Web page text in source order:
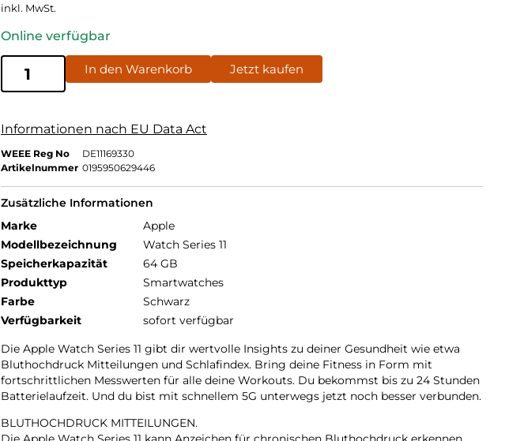
inkl. MwSt.
Online verfügbar
In den Warenkorb Jetzt kaufen
Informationen nach EU Data Act
WEEE Reg No
DE11169330
Artikelnummer 0195950629446
Zusätzliche Informationen
Marke
Apple
Modellbezeichnung
Watch Series 11
Speicherkapazität
64 GB
Produkttyp
Smartwatches
Farbe
Schwarz
Verfügbarkeit
sofort verfügbar
Die Apple Watch Series 11 gibt dir wertvolle Insights zu deiner Gesundheit wie etwa
Bluthochdruck Mitteilungen und Schlafindex. Bring deine Fitness in Form mit
fortschrittlichen Messwerten für alle deine Workouts. Du bekommst bis zu 24 Stunden
Batterielaufzeit. Und du bist mit schnellem 5G unterwegs jetzt noch besser verbunden.
BLUTHOCHDRUCK MITTEILUNGEN.